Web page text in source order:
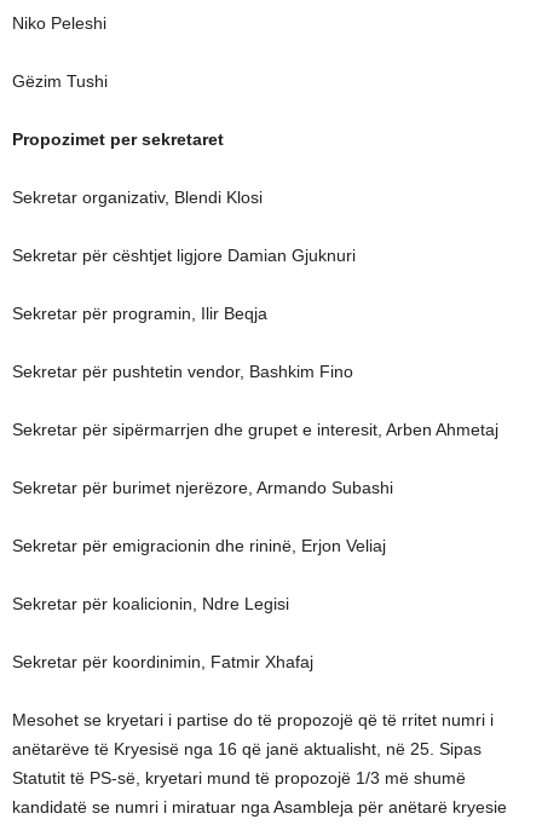
Niko Peleshi
Gëzim Tushi
Propozimet per sekretaret
Sekretar organizativ, Blendi Klosi
Sekretar për cështjet ligjore Damian Gjuknuri
Sekretar për programin, Ilir Beqja
Sekretar për pushtetin vendor, Bashkim Fino
Sekretar për sipërmarrjen dhe grupet e interesit, Arben Ahmetaj
Sekretar për burimet njerëzore, Armando Subashi
Sekretar për emigracionin dhe rininë, Erjon Veliaj
Sekretar për koalicionin, Ndre Legisi
Sekretar për koordinimin, Fatmir Xhafaj
Mesohet se kryetari i partise do të propozojë që të rritet numri i
anëtarëve të Kryesisë nga 16 që janë aktualisht, në 25. Sipas
Statutit të PS-së, kryetari mund të propozojë 1/3 më shumë
kandidatë se numri i miratuar nga Asambleja për anëtarë kryesie